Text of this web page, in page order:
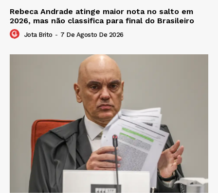
Rebeca Andrade atinge maior nota no salto em
2026, mas não classifica para final do Brasileiro
Jota Brito - 7 De Agosto De 2026